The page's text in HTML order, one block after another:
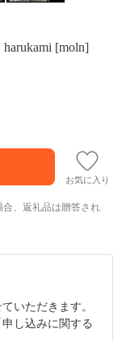
[moln]
お気に入り
、返礼品は贈答され
いただきます。
し込みに関する